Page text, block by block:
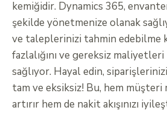
kemiğidir. Dynamics 365,
şekilde yönetmenize olanak
ve taleplerinizi tahmin edebilme
fazlalığını ve gereksiz
sağlıyor. Hayal edin,
tam ve eksiksiz! Bu, hem
artırır hem de nakit akışınızı